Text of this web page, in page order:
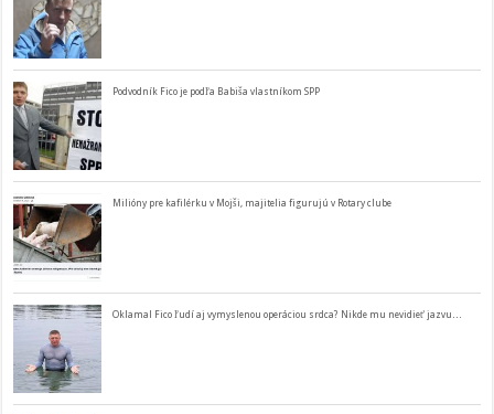
Podvodník Fico je podľa Babiša vlastníkom SPP
Milióny pre kafilérku v Mojši, majitelia figurujú v Rotary clube
Oklamal Fico ľudí aj vymyslenou operáciou srdca? Nikde mu nevidieť jazvu…